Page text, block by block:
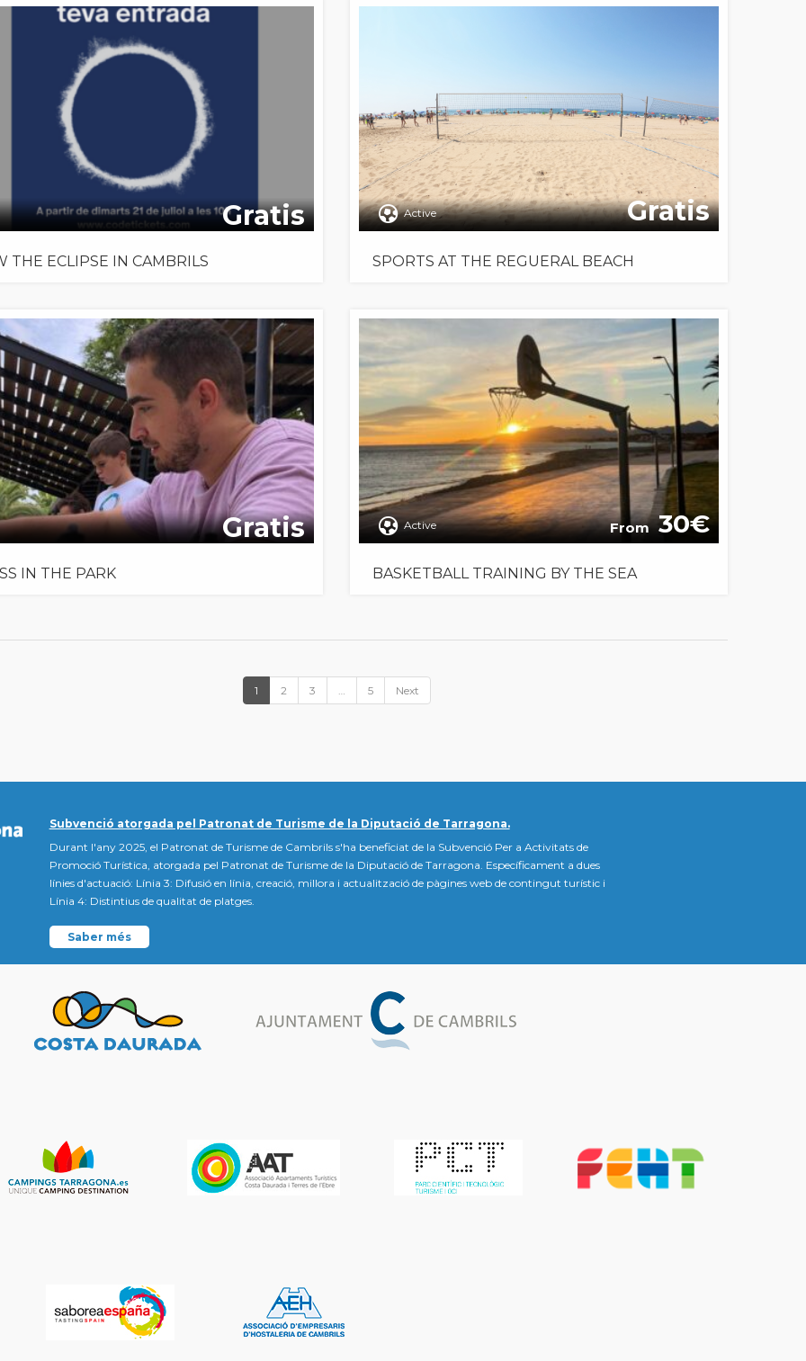
Gratis
THE ECLIPSE IN CAMBRILS
Active Gratis
SPORTS AT THE REGUERAL BEACH
Gratis
IN THE PARK
Active From 30
BASKETBALL TRAINING BY THE SEA
1 2 3 … 5 Next
Subvenció atorgada pel Patronat de Turisme de la Diputació de Tarragona.
Durant l'any 2025, el Patronat de Turisme de Cambrils s'ha beneficiat de la Subvenció Per a Activitats de
Promoció Turística, atorgada pel Patronat de Turisme de la Diputació de Tarragona. Específicament a dues
línies d'actuació: Línia 3: Difusió en línia, creació, millora i actualització de pàgines web de contingut turístic i
Línia 4: Distintius de qualitat de platges.
Saber més